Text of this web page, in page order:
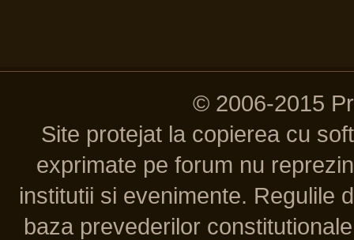
© 2006-2015
Site protejat la copierea cu
exprimate pe forum nu
institutii si evenimente. Regulile
baza prevederilor